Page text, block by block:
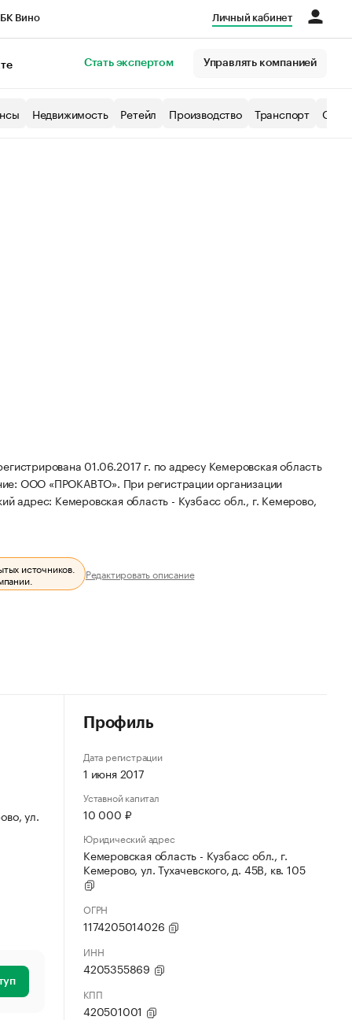
Вино Личный кабинет
Стать экспертом Управлять компанией
Недвижимость Ретейл Производство Транспорт
01.06.2017 г. по адресу Кемеровская область
ООО «ПРОКАВТО». При регистрации организации
адрес: Кемеровская область - Кузбасс обл., г. Кемерово,
источников. Редактировать описание
ул.
Профиль
Дата регистрации
1 июня 2017
Уставной капитал
10 000 ₽
Юридический адрес
Кемеровская область - Кузбасс обл., г.
Кемерово, ул. Тухачевского, д. 45В, кв. 105
ОГРН
1174205014026
ИНН
4205355869
КПП
420501001